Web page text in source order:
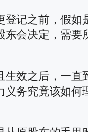
记之前，假
会决定，需
生效之后，一
务究竟该如何